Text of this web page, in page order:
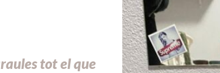
tot el que